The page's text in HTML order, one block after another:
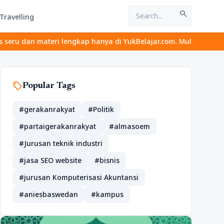
Travelling search
hanya di YukBelajar.com. Mulai langkah suksesmu
sellPopular Tags
#gerakanrakyat
#Politik
#partaigerakanrakyat
#almasoem
#Jurusan teknik industri
#jasa SEO website
#bisnis
#jurusan Komputerisasi Akuntansi
#aniesbaswedan
#kampus